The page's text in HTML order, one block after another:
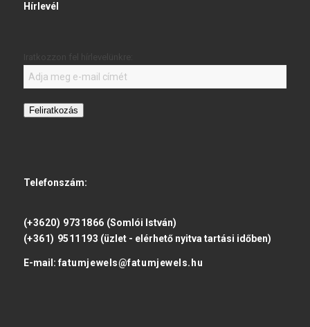
Hírlevél
Feliratkozás
Telefonszám:
(+3620) 9731866 (Somlói István)
(+361) 9511193 (üzlet - elérhető nyitva tartási időben)
E-mail: fatumjewels@fatumjewels.hu